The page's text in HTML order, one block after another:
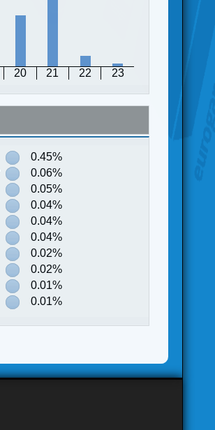
20 21 22 23
0.45%
0.06%
0.05%
0.04%
0.04%
0.04%
0.02%
0.02%
0.01%
0.01%